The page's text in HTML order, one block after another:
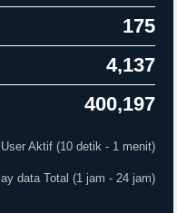
175
4,137
400,197
Aktif (10 detik - 1 menit)
data Total (1 jam - 24 jam)